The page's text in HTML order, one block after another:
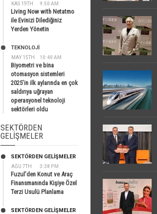
KAS 19TH 9:50 AM
Living Now with Netatmo
ile Evinizi Dilediğiniz
Yerden Yönetin
MAY 15TH 10:40 AM
TEKNOLOJİ
Biyometri ve bina
otomasyon sistemleri
2025’in ilk aylarında en çok
saldırıya uğrayan
operasyonel teknoloji
sektörleri oldu
SEKTÖRDEN
GELIŞMELER
AĞU 7TH 3:38 PM
SEKTÖRDEN GELIŞMELER
Fuzul’den Konut ve Araç
Finansmanında Kişiye Özel
Terzi Usulü Planlama
SEKTÖRDEN GELIŞMELER